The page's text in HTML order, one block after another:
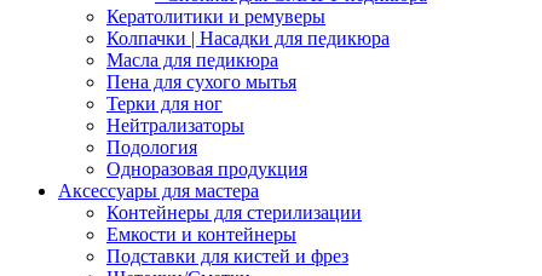
Кератолитики и ремуверы
Колпачки | Насадки для педикюра
Масла для педикюра
Пена для сухого мытья
Терки для ног
Нейтрализаторы
Подология
Одноразовая продукция
Аксессуары для мастера
Контейнеры для стерилизации
Емкости и контейнеры
Подставки для кистей и фрез